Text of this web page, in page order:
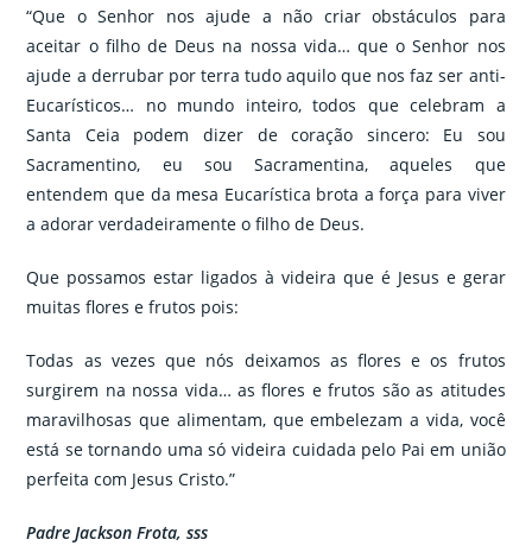
“Que o Senhor nos ajude a não criar obstáculos para
aceitar o filho de Deus na nossa vida… que o Senhor nos
ajude a derrubar por terra tudo aquilo que nos faz ser anti-
Eucarísticos… no mundo inteiro, todos que celebram a
Santa Ceia podem dizer de coração sincero: Eu sou
Sacramentino, eu sou Sacramentina, aqueles que
entendem que da mesa Eucarística brota a força para viver
a adorar verdadeiramente o filho de Deus.
Que possamos estar ligados à videira que é Jesus e gerar
muitas flores e frutos pois:
Todas as vezes que nós deixamos as flores e os frutos
surgirem na nossa vida… as flores e frutos são as atitudes
maravilhosas que alimentam, que embelezam a vida, você
está se tornando uma só videira cuidada pelo Pai em união
perfeita com Jesus Cristo.”
Padre Jackson Frota, sss